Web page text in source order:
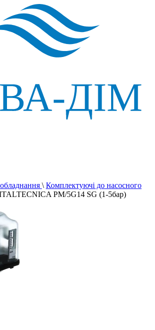
\ Комплектуючі до насосного
PM/5G14 SG (1-5бар)